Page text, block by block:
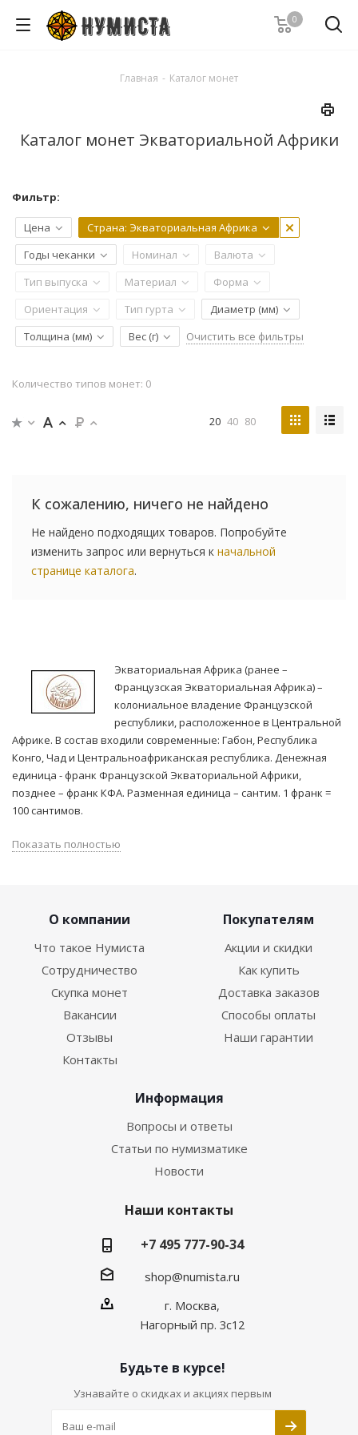
0
Главная - Каталог монет
Каталог монет Экваториальной Африки
Фильтр:
Цена Страна: Экваториальная Африка
Годы чеканки
Номинал
Валюта
Тип выпуска
Материал
Форма
Ориентация
Тип гурта
Диаметр (мм)
Толщина (мм)
Вес (г) Очистить все фильтры
Количество типов монет: 0
20 40 80
К сожалению, ничего не найдено
Не найдено подходящих товаров. Попробуйте
изменить запрос или вернуться к начальной
странице каталога.
Экваториальная Африка (ранее –
Французская Экваториальная Африка) –
колониальное владение Французской
республики, расположенное в Центральной
Африке. В состав входили современные: Габон, Республика
Конго, Чад и Центральноафриканская республика. Денежная
единица - франк Французской Экваториальной Африки,
позднее – франк КФА. Разменная единица – сантим. 1 франк =
100 сантимов.
Показать полностью
О компании
Что такое Нумиста
Сотрудничество
Скупка монет
Вакансии
Отзывы
Контакты
Покупателям
Акции и скидки
Как купить
Доставка заказов
Способы оплаты
Наши гарантии
Информация
Вопросы и ответы
Статьи по нумизматике
Новости
Наши контакты
+7 495 777-90-34
shop@numista.ru
г. Москва,
Нагорный пр. 3с12
Будьте в курсе!
Узнавайте о скидках и акциях первым